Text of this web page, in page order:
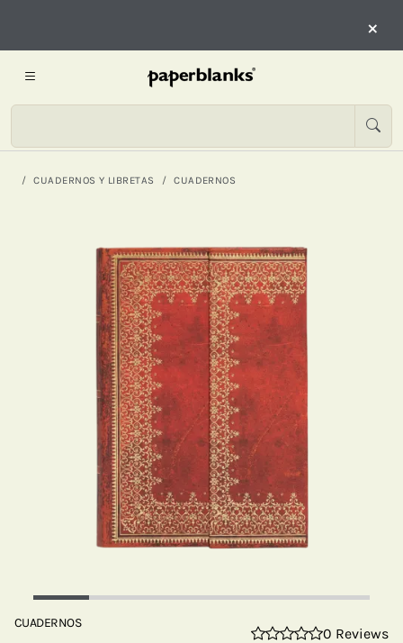
×
CUADERNOS Y LIBRETAS CUADERNOS
CUADERNOS
0 Reviews